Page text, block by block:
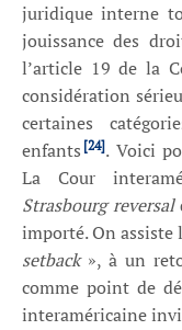
juridique interne
jouissance des
l’article 19 de la
considération
certaines
enfants [24]. Voici
La Cour
Strasbourg reversal
importé. On assiste
setback», à un
comme point de
interaméricaine